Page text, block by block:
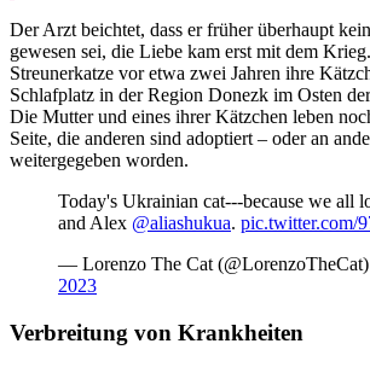
Der Arzt beichtet, dass er früher überhaupt
gewesen sei, die Liebe kam erst mit dem
Streunerkatze vor etwa zwei Jahren ihre
Schlafplatz in der Region Donezk im Osten
Die Mutter und eines ihrer Kätzchen leben
Seite, die anderen sind adoptiert – oder an
weitergegeben worden.
Today's Ukrainian cat---because we all
and Alex @aliashukua. pic.twitter.com/
— Lorenzo The Cat (@LorenzoTheCat)
2023
Verbreitung von Krankheiten